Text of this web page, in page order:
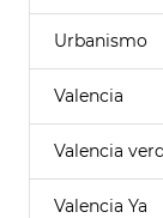
Urbanismo
Valencia
Valencia
Valencia Ya